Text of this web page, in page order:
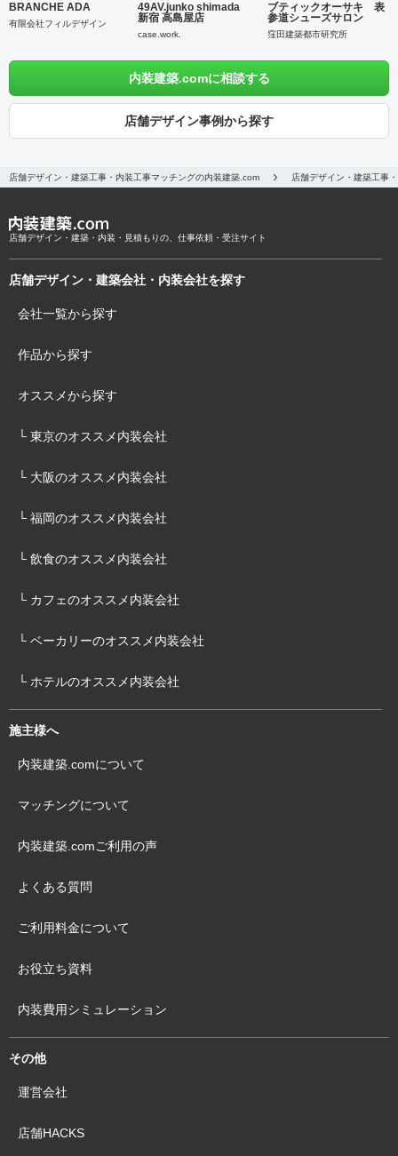
BRANCHE ADA
有限会社フィルデザイン
49AV.junko shimada
新宿 高島屋店
case.work.
ブティックオーサキ 表
参道シューズサロン
窪田建築都市研究所
内装建築.comに相談する
店舗デザイン事例から探す
店舗デザイン・建築工事・内装工事マッチングの内装建築.com 店舗デザイン・建築工事
店舗デザイン・建築・内装・見積もりの、仕事依頼・受注サイト
店舗デザイン・建築会社・内装会社を探す
会社一覧から探す
作品から探す
オススメから探す
└ 東京のオススメ内装会社
└ 大阪のオススメ内装会社
└ 福岡のオススメ内装会社
└ 飲食のオススメ内装会社
└ カフェのオススメ内装会社
└ ベーカリーのオススメ内装会社
└ ホテルのオススメ内装会社
施主様へ
内装建築.comについて
マッチングについて
内装建築.comご利用の声
よくある質問
ご利用料金について
お役立ち資料
内装費用シミュレーション
その他
運営会社
店舗HACKS